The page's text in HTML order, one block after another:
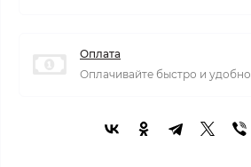
Оплата
Оплачивайте быстро и удобно